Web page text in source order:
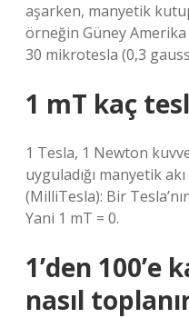
aşarken, manyetik
örneğin Güney
30 mikrotesla (0,3
1 mT kaç
1 Tesla, 1 Newton
uyguladığı manyetik
(MilliTesla): Bir
Yani 1 mT = 0.
1’den 100’e
nasıl